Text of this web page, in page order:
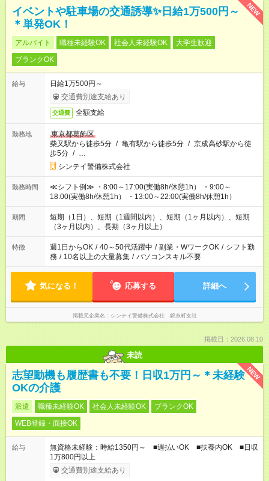
NEW
イベントや駐車場の交通誘導✨日給1万500円～
＊単発OK！
アルバイト 職種未経験OK 社会人未経験OK
大学生歓迎
ブランクOK
給与
日給1万500円～
交通費別途支給あり
交通費 全額支給
勤務地
東京都葛飾区
柴又駅から徒歩5分 / 亀有駅から徒歩5分 / 京成高砂駅から徒
歩5分 / …
シンテイ警備株式会社
勤務時間
≪シフト例≫ ・8:00～17:00(実働8h/休憩1h） ・9:00～
18:00(実働8h/休憩1h） ・13:00～22:00(実働8h/休憩1h）
期間
短期（1日）、短期（1週間以内）、短期（1ヶ月以内）、短期
（3ヶ月以内）、長期（3ヶ月以上）
特徴 週1日からOK / 40～50代活躍中 / 副業・WワークOK / シフト勤
務 / 10名以上の大量募集 / パソコンスキル不要
気になる！ 応募する 詳細へ
掲載元企業名 シンテイ警備株式会社 錦糸町支社
掲載日：2026.08.10
未読
NEW
志望動機も履歴書も不要！日収1万円～＊未経験
OKの介護
派遣 職種未経験OK 社会人未経験OK
ブランクOK
WEB登録・面接OK
給与
無資格未経験：時給1350円～ ■週払いOK ■扶養内OK ■日収
1万800円以上
交通費別途支給あり